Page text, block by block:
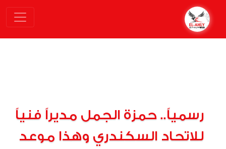
رسمياً.. حمزة الجمل مديراً فنياً
للاتحاد السكندري وهذا موعد